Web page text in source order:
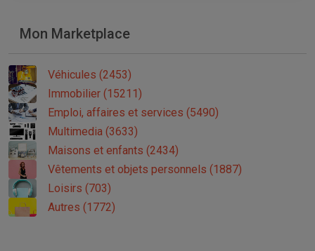
Mon Marketplace
Véhicules (2453)
Immobilier (15211)
Emploi, affaires et services (5490)
Multimedia (3633)
Maisons et enfants (2434)
Vêtements et objets personnels (1887)
Loisirs (703)
Autres (1772)